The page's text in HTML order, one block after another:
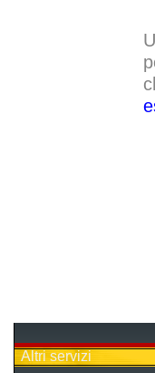
Altri servizi